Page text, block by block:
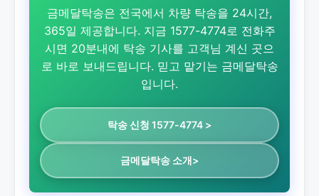
금메달탁송은 전국에서 차량 탁송을 24시간,
365일 제공합니다. 지금 1577-4774로 전화주
시면 20분내에 탁송 기사를 고객님 계신 곳으
로 바로 보내드립니다. 믿고 맡기는 금메달탁송
입니다.
탁송 신청 1577-4774 >
금메달탁송 소개>